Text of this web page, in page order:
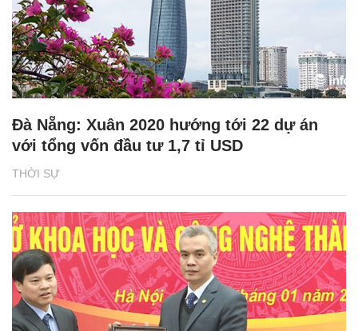
THỜI SỰ
Đà Nẵng: Xuân 2020 hướng tới 22 dự án
với tổng vốn đầu tư 1,7 tỉ USD